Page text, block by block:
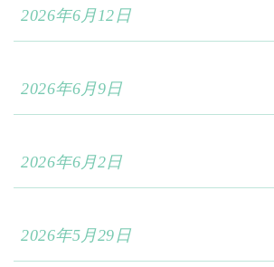
2026年6月12日
2026年6月9日
2026年6月2日
2026年5月29日